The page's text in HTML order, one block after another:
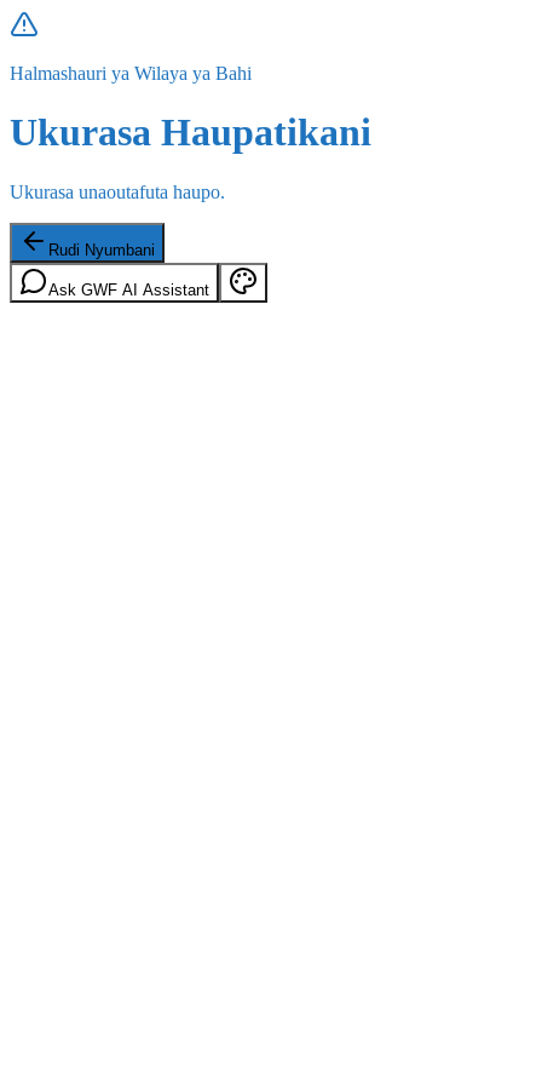
Halmashauri ya Wilaya ya Bahi
Ukurasa Haupatikani
Ukurasa unaoutafuta haupo.
Rudi Nyumbani
Ask GWF AI Assistant